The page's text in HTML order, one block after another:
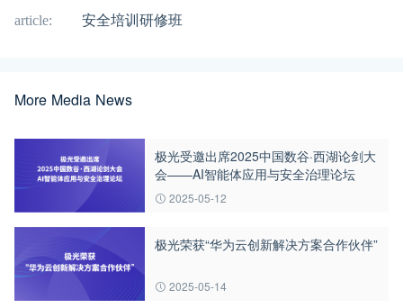
article:
安全培训研修班
More Media News
极光受邀出席2025中国数谷·西湖论剑大
会——AI智能体应用与安全治理论坛
2025-05-12
极光荣获“华为云创新解决方案合作伙伴”
2025-05-14